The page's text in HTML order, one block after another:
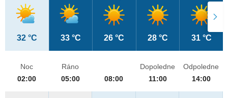
32 °C 33 °C 26 °C 28 °C 31 °C
Noc
02:00
Ráno
05:00
08:00
Dopoledne
11:00
Odpoledne
14:00